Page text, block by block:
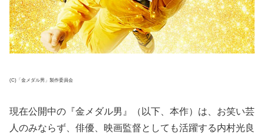
(C)「金メダル男」製作委員会
現在公開中の『金メダル男』（以下、本作）は、お笑い芸
人のみならず、俳優、映画監督としても活躍する内村光良